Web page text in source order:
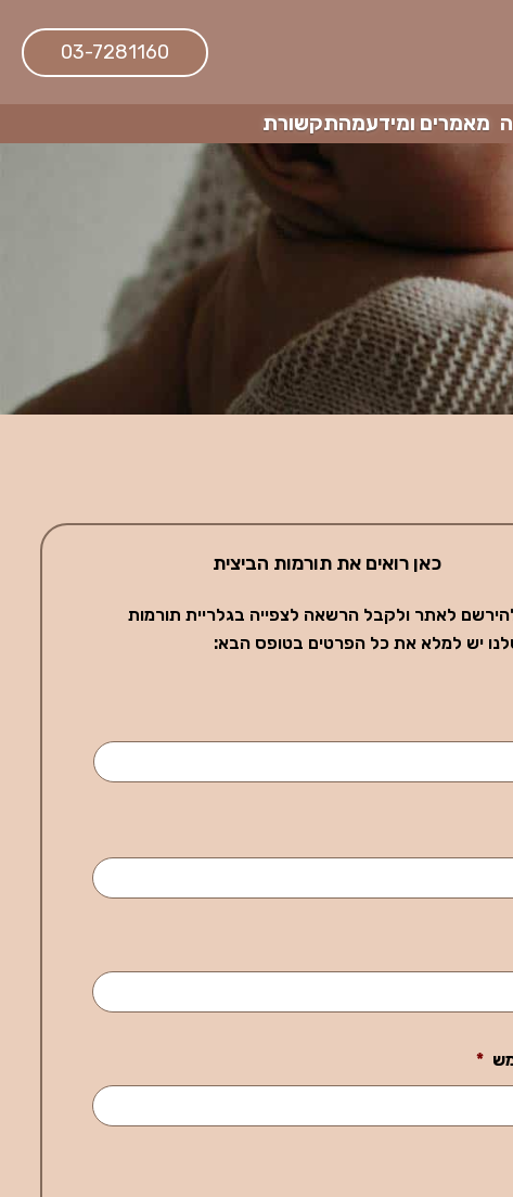
03-7281160
מאמרים ומידעמהתקשורת
כאן רואים את תורמות הביצית
לאתר ולקבל הרשאה לצפייה בגלריית תורמות
יש למלא את כל הפרטים בטופס הבא:
*